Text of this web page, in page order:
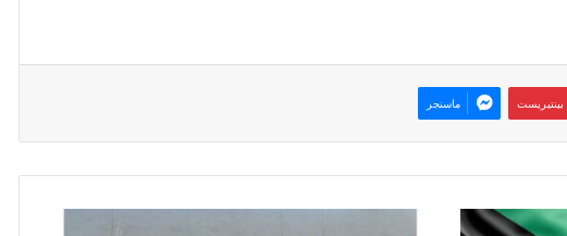
بينتيريست ماسنجر